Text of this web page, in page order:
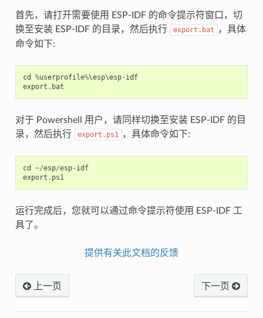
首先，请打开需要使用 ESP-IDF 的命令提示符窗口，切
换至安装 ESP-IDF 的目录，然后执行
export.bat
，具体
命令如下:
cd %userprofile%\esp\esp- idf
export . bat
对于 Powershell 用户，请同样切换至安装 ESP-IDF 的目
录，然后执行
export.ps1 ，具体命令如下:
cd ~/esp/esp- idf
export . ps1
运行完成后，您就可以通过命令提示符使用 ESP-IDF 工
具了。
提供有关此文档的反馈
上一页 下一页